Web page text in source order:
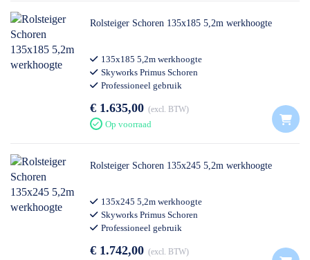
Rolsteiger Schoren 135x185 5,2m werkhoogte
135x185 5,2m werkhoogte
Skyworks Primus Schoren
Professioneel gebruik
€ 1.635,00 excl. BTW
Op voorraad
Rolsteiger Schoren 135x245 5,2m werkhoogte
135x245 5,2m werkhoogte
Skyworks Primus Schoren
Professioneel gebruik
€ 1.742,00 excl. BTW